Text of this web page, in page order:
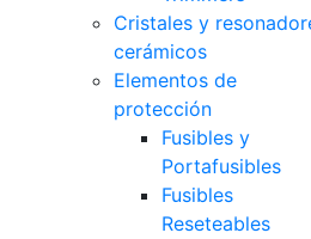
Cristales y
cerámicos
Elementos de
protección
Fusibles y
Portafusibles
Fusibles
Reseteables